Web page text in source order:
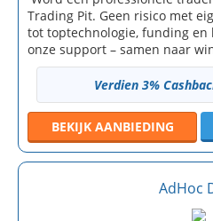
Trading Pit. Geen risico met
tot toptechnologie, funding en
onze support – samen naar
Verdien 3%
BEKIJK AANBIEDING
AdHoc